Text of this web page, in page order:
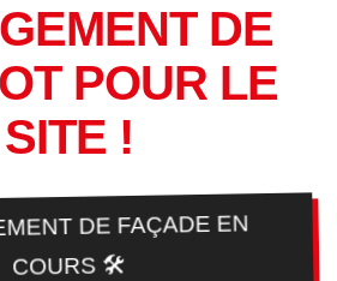
DE
POUR LE
SITE !
DE FAÇADE EN
COURS 🛠️